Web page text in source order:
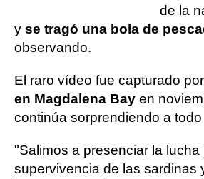
de la
y se tragó una bola de
observando.
El raro vídeo fue capturado por
en Magdalena Bay en
continúa sorprendiendo a
"Salimos a presenciar la lucha
supervivencia de las sardinas